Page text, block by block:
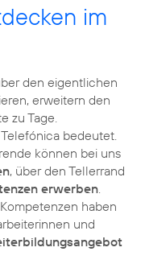
im
den eigentlichen
erweitern den
zu Tage.
bedeutet.
können bei uns
, über den Tellerrand
erwerben
haben
und